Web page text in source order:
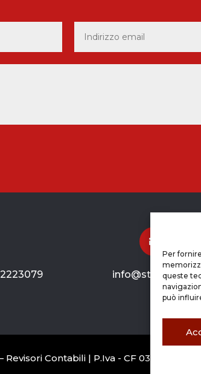
Per
queste
può

info@studiotisi.it
Contabili | P.Iva - CF 03263800165